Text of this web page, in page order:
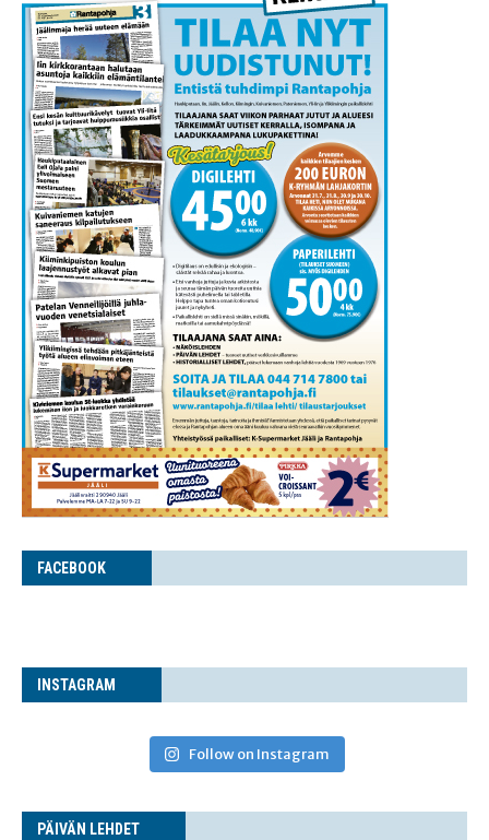
FACE­BOOK
INS­TA­GRAM
Follow on Instagram
PÄI­VÄN LEHDET